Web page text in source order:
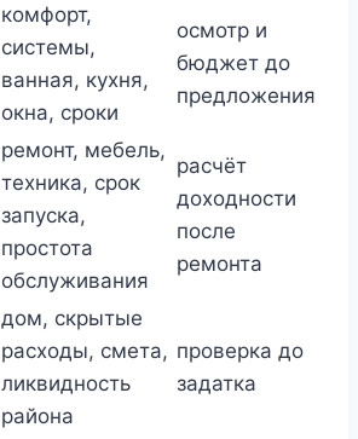
комфорт,
системы,
ванная, кухня,
окна, сроки
осмотр и
бюджет до
предложения
ремонт, мебель,
техника, срок
запуска,
простота
обслуживания
расчёт
доходности
после
ремонта
дом, скрытые
расходы, смета,
ликвидность
района
проверка до
задатка